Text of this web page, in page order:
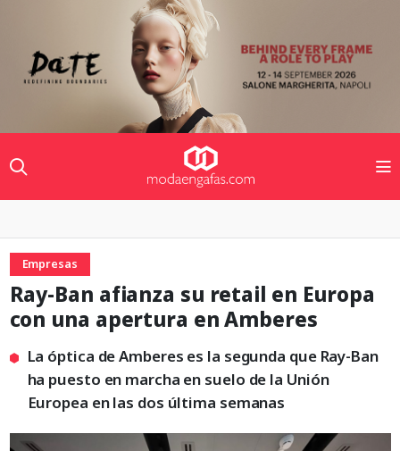
Empresas
Ray-Ban afianza su retail en Europa
con una apertura en Amberes
La óptica de Amberes es la segunda que Ray-Ban
ha puesto en marcha en suelo de la Unión
Europea en las dos última semanas